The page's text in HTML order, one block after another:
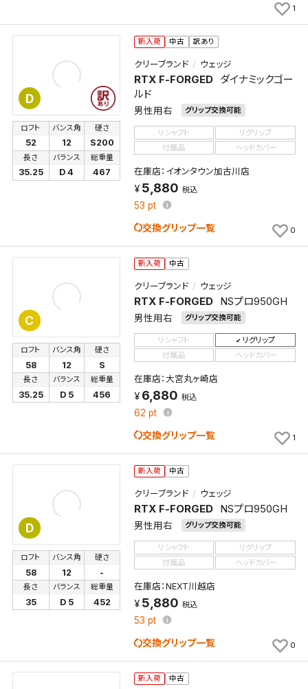
1
D
新入荷 中古 訳あり
クリーブランド ウェッジ
RTX F-FORGED
ダイナミックゴー
ルド
男性用右 グリップ交換可能
ロフト
52
バンス角
12
硬さ
S200
長さ
35.25
バランス
D 4
総重量
467
リシャフト
リグリップ
付属品
ヘッドカバー
在庫店：イオンタウン加古川店
5,880 税込
53 pt
交換グリップ一覧 0
C
新入荷 中古
クリーブランド ウェッジ
RTX F-FORGED NSプロ950GH
男性用右 グリップ交換可能
ロフト
58
バンス角
12
硬さ
S
長さ
35.25
バランス
D 5
総重量
456
リシャフト
リグリップ
付属品
ヘッドカバー
在庫店：大宮丸ヶ崎店
6,880 税込
62 pt
交換グリップ一覧 1
D
新入荷 中古
クリーブランド ウェッジ
RTX F-FORGED NSプロ950GH
男性用右 グリップ交換可能
ロフト
58
バンス角
12
硬さ
-
長さ
35
バランス
D 5
総重量
452
リシャフト
リグリップ
付属品
ヘッドカバー
在庫店：NEXT川越店
5,880 税込
53 pt
交換グリップ一覧 0
新入荷 中古